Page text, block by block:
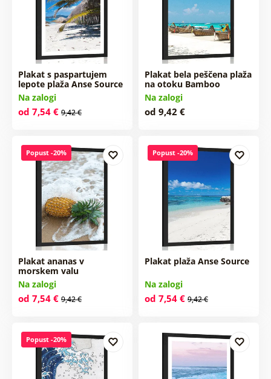
Plakat s paspartujem
lepote plaža Anse Source
Na zalogi
od 7,54 € 9,42 €
Plakat bela peščena plaža
na otoku Bamboo
Na zalogi
od 9,42 €
Popust -20%
Plakat ananas v
morskem valu
Na zalogi
od 7,54 € 9,42 €
Popust -20%
Plakat plaža Anse Source
Na zalogi
od 7,54 € 9,42 €
Popust -20%